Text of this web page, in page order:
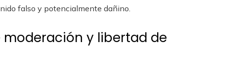
falso y potencialmente dañino.
y libertad de